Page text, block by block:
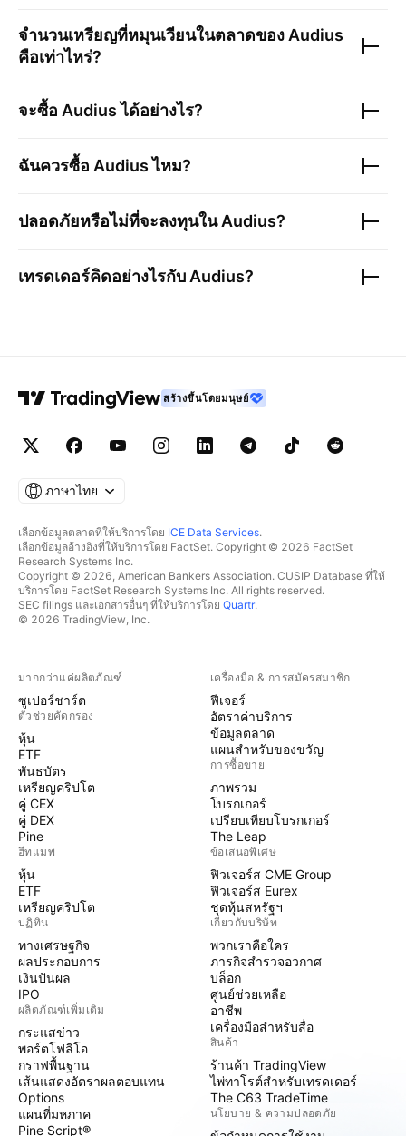
จำนวนเหรียญที่หมุนเวียนในตลาดของ Audius
คือเท่าไหร่?
จะซื้อ Audiusได้อย่างไร?
ฉันควรซื้อ Audiusไหม?
ปลอดภัยหรือไม่ที่จะลงทุนในAudius?
เทรดเดอร์คิดอย่างไรกับ Audius?
สร้างขึ้นโดยมนุษย์
ภาษาไทย
เลือกข้อมูลตลาดที่ให้บริการโดย ICE Data Services.
เลือกข้อมูลอ้างอิงที่ให้บริการโดย FactSet. Copyright © 2026 FactSet
Research Systems Inc.
Copyright © 2026, American Bankers Association. CUSIP Database ที่ให้
บริการโดย FactSet Research Systems Inc. All rights reserved.
SEC filings และเอกสารอื่นๆ ที่ให้บริการโดย Quartr.
© 2026 TradingView, Inc.
มากกว่าแค่ผลิตภัณฑ์
ซูเปอร์ชาร์ต
ตัวช่วยคัดกรอง
หุ้น
ETF
พันธบัตร
เหรียญคริปโต
คู่ CEX
คู่ DEX
Pine
ฮีทแมพ
หุ้น
ETF
เหรียญคริปโต
ปฏิทิน
ทางเศรษฐกิจ
ผลประกอบการ
เงินปันผล
IPO
ผลิตภัณฑ์เพิ่มเติม
กระแสข่าว
พอร์ตโฟลิโอ
กราฟพื้นฐาน
เส้นแสดงอัตราผลตอบแทน
Options
แผนที่มหภาค
Pine Script®
เครื่องมือ & การสมัครสมาชิก
ฟีเจอร์
อัตราค่าบริการ
ข้อมูลตลาด
แผนสำหรับของขวัญ
การซื้อขาย
ภาพรวม
โบรกเกอร์
เปรียบเทียบโบรกเกอร์
The Leap
ข้อเสนอพิเศษ
ฟิวเจอร์ส CME Group
ฟิวเจอร์ส Eurex
ชุดหุ้นสหรัฐฯ
เกี่ยวกับบริษัท
พวกเราคือใคร
ภารกิจสำรวจอวกาศ
บล็อก
ศูนย์ช่วยเหลือ
อาชีพ
เครื่องมือสำหรับสื่อ
สินค้า
ร้านค้า TradingView
ไพ่ทาโรต์สำหรับเทรดเดอร์
The C63 TradeTime
นโยบาย & ความปลอดภัย